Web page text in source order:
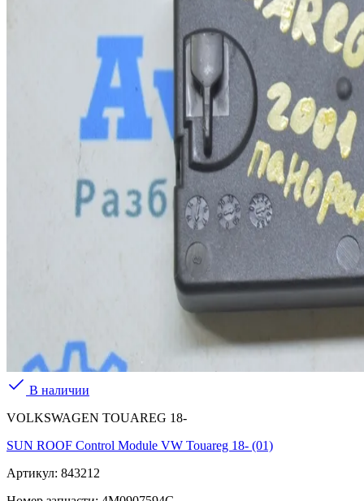
В наличии
VOLKSWAGEN TOUAREG 18-
SUN ROOF Control Module VW Touareg 18- (01)
Артикул: 843212